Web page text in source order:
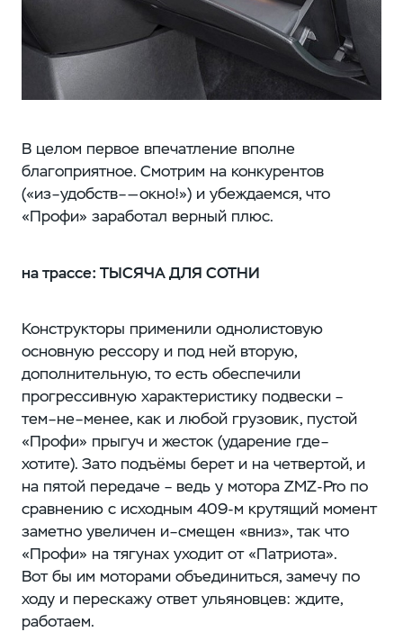
В целом первое впечатление вполне
благоприятное. Смотрим на конкурентов
(«из–удобств–—окно!») и убеждаемся, что
«Профи» заработал верный плюс.
на трассе: ТЫСЯЧА ДЛЯ СОТНИ
Конструкторы применили однолистовую
основную рессору и под ней вторую,
дополнительную, то есть обеспечили
прогрессивную характеристику подвески –
тем–не–менее, как и любой грузовик, пустой
«Профи» прыгуч и жесток (ударение где–
хотите). Зато подъёмы берет и на четвертой, и
на пятой передаче – ведь у мотора ZMZ-Pro по
сравнению с исходным 409-м крутящий момент
заметно увеличен и–смещен «вниз», так что
«Профи» на тягунах уходит от «Патриота».
Вот бы им моторами объединиться, замечу по
ходу и перескажу ответ ульяновцев: ждите,
работаем.